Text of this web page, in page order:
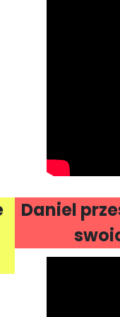
Daniel